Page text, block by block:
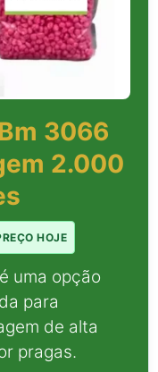
3066
2.000
HOJE
uma opção
para
de alta
pragas.